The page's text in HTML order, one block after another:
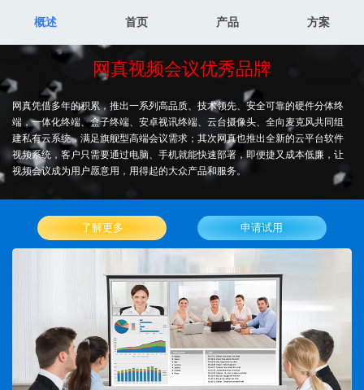
概述 首页 产品 方案
网真视频会议优秀品牌
网真凭借多年的积累，推出一系列高品质、技术领先、安全可靠的硬件分体终
端，一体化终端、盒子终端、安卓视讯终端、云台摄像头、全向麦克风共同组
建私有云系统，满足旗舰型高端会议需求；其次网真也推出全新的云平台软件
视频系统，客户只需要通过电脑、手机就能快速部署，即便捷又成本低廉，让
视频会议成为用户愿意用，用得起的大众产品和服务。
了解更多 申请试用